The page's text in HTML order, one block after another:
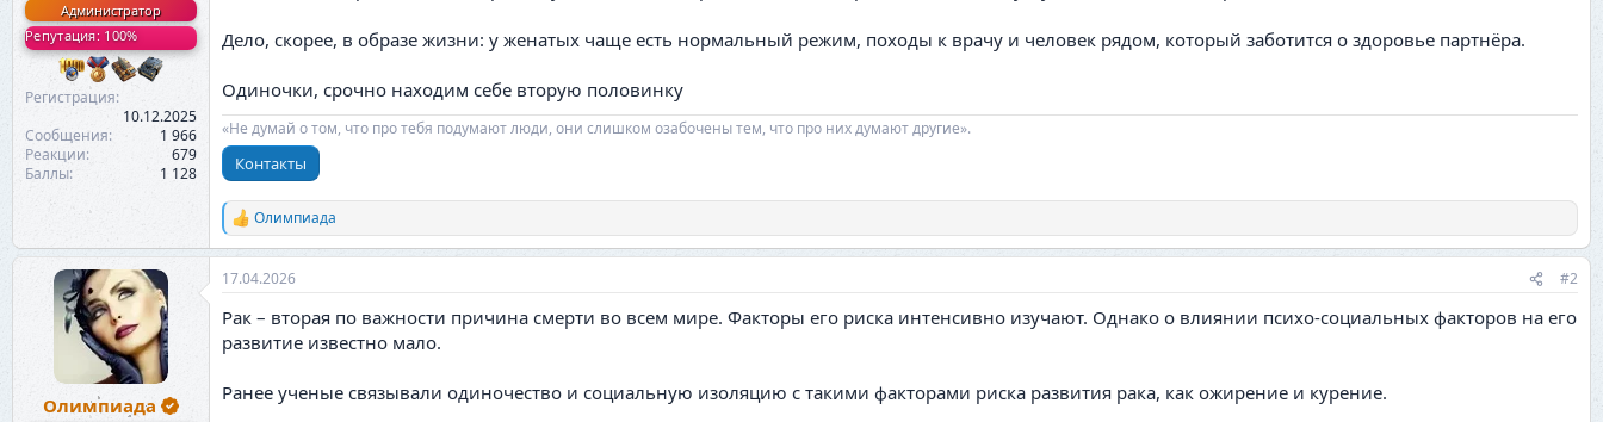
Администратор
Репутация: 100%
Регистрация
10.12.2025
Сообщения
1 966
Реакции
679
Баллы
1 128
Дело, скорее, в образе жизни: у женатых чаще есть нормальный режим, походы к врачу и человек рядом, который заботится о здоровье партнёра.
Одиночки, срочно находим себе вторую половинку
«Не думай о том, что про тебя подумают люди, они слишком озабочены тем, что про них думают другие».
Контакты
Р
е
а
к
и
и
Олимпиада
Олимпиада
17.04.2026 #2
Рак – вторая по важности причина смерти во всем мире. Факторы его риска интенсивно изучают. Однако о влиянии психо-социальных факторов на его
развитие известно мало.
Ранее ученые связывали одиночество и социальную изоляцию с такими факторами риска развития рака, как ожирение и курение.